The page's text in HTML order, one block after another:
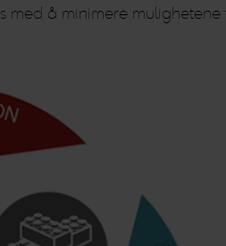
med å minimere mulighetene